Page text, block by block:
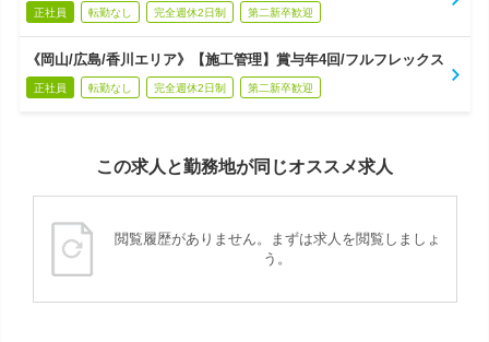
正社員 転勤なし 完全週休2日制 第二新卒歓迎
《岡山/広島/香川エリア》【施工管理】賞与年4回/フルフレックス
正社員 転勤なし 完全週休2日制 第二新卒歓迎
この求人と勤務地が同じオススメ求人
閲覧履歴がありません。まずは求人を閲覧しましょ
う。